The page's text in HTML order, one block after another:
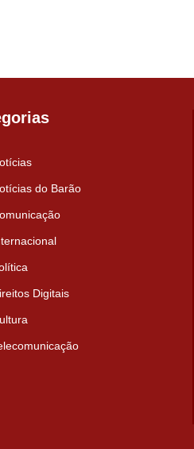
do Barão
Digitais